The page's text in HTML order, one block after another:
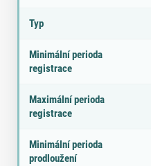
r
e
tr
t
a
Typ
Minimální perioda
registrace
Maximální perioda
registrace
Minimální perioda
prodloužení